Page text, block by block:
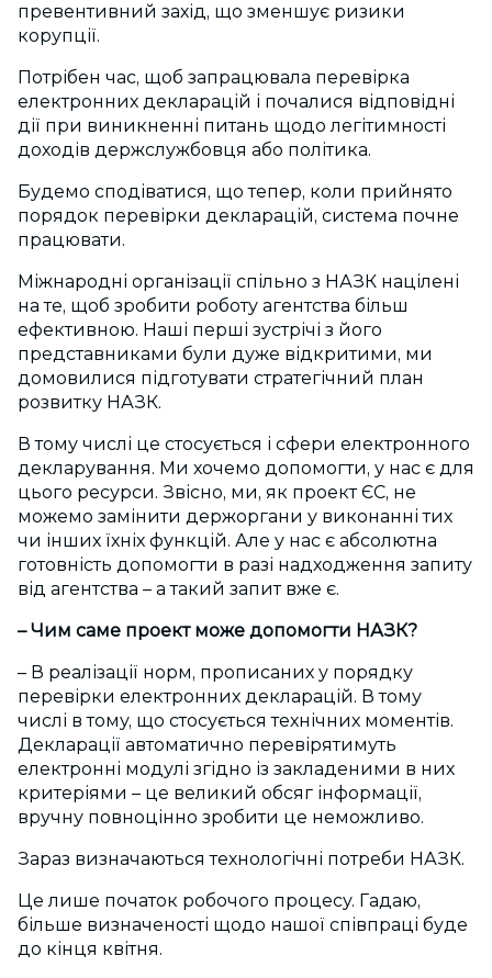
превентивний захід, що зменшує ризики
корупції.
Потрібен час, щоб запрацювала перевірка
електронних декларацій і почалися відповідні
дії при виникненні питань щодо легітимності
доходів держслужбовця або політика.
Будемо сподіватися, що тепер, коли прийнято
порядок перевірки декларацій, система почне
працювати.
Міжнародні організації спільно з НАЗК націлені
на те, щоб зробити роботу агентства більш
ефективною. Наші перші зустрічі з його
представниками були дуже відкритими, ми
домовилися підготувати стратегічний план
розвитку НАЗК.
В тому числі це стосується і сфери електронного
декларування. Ми хочемо допомогти, у нас є для
цього ресурси. Звісно, ми, як проект ЄС, не
можемо замінити держоргани у виконанні тих
чи інших їхніх функцій. Але у нас є абсолютна
готовність допомогти в разі надходження запиту
від агентства – а такий запит вже є.
– Чим саме проект може допомогти НАЗК?
– В реалізації норм, прописаних у порядку
перевірки електронних декларацій. В тому
числі в тому, що стосується технічних моментів.
Декларації автоматично перевірятимуть
електронні модулі згідно із закладеними в них
критеріями – це великий обсяг інформації,
вручну повноцінно зробити це неможливо.
Зараз визначаються технологічні потреби НАЗК.
Це лише початок робочого процесу. Гадаю,
більше визначеності щодо нашої співпраці буде
до кінця квітня.